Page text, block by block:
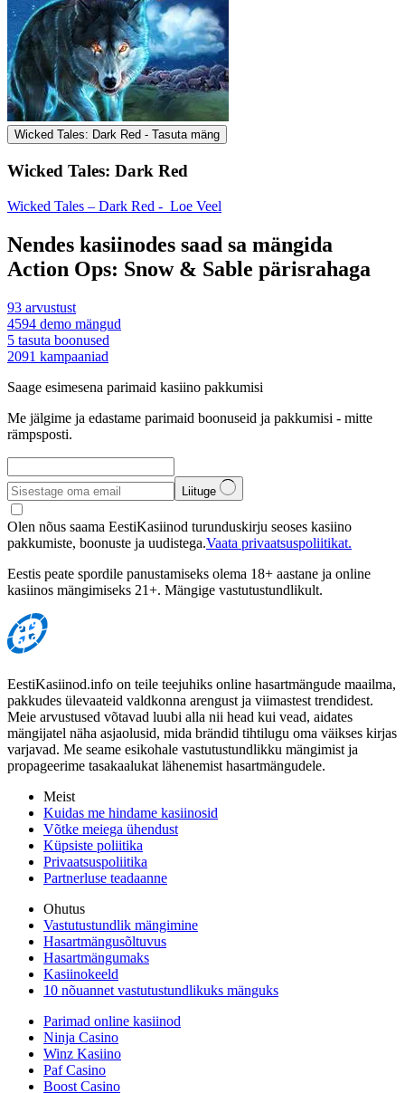
Wicked Tales: Dark Red - Tasuta mäng
Wicked Tales: Dark Red
Wicked Tales – Dark Red - Loe Veel
Nendes kasiinodes saad sa mängida
Action Ops: Snow & Sable pärisrahaga
93 arvustust
4594 demo mängud
5 tasuta boonused
2091 kampaaniad
Saage esimesena parimaid kasiino pakkumisi
Me jälgime ja edastame parimaid boonuseid ja pakkumisi - mitte
rämpsposti.
Liituge
Olen nõus saama EestiKasiinod turunduskirju seoses kasiino
pakkumiste, boonuste ja uudistega.Vaata privaatsuspoliitikat.
Eestis peate spordile panustamiseks olema 18+ aastane ja online
kasiinos mängimiseks 21+. Mängige vastutustundlikult.
EestiKasiinod.info on teile teejuhiks online hasartmängude maailma,
pakkudes ülevaateid valdkonna arengust ja viimastest trendidest.
Meie arvustused võtavad luubi alla nii head kui vead, aidates
mängijatel näha asjaolusid, mida brändid tihtilugu oma väikses kirjas
varjavad. Me seame esikohale vastutustundlikku mängimist ja
propageerime tasakaalukat lähenemist hasartmängudele.
Meist
Kuidas me hindame kasiinosid
Võtke meiega ühendust
Küpsiste poliitika
Privaatsuspoliitika
Partnerluse teadaanne
Ohutus
Vastutustundlik mängimine
Hasartmängusõltuvus
Hasartmängumaks
Kasiinokeeld
10 nõuannet vastutustundlikuks mänguks
Parimad online kasiinod
Ninja Casino
Winz Kasiino
Paf Casino
Boost Casino